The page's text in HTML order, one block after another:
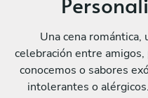
Una cena
celebración entre
conocemos o sabores
intolerantes o